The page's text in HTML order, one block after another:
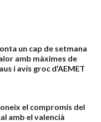
un cap de setmana
amb màximes de
i avís groc d’AEMET
el compromís del
amb el valencià